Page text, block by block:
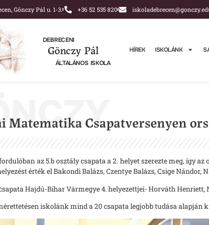
Gönczy Pál u. 1-3. +36 52 535 820
DEBRECENI
Gönczy Pál
ÁLTALÁNOS ISKOLA
HÍREK ISKOLÁNK
Matematika Csapatversenyen
az 5.b osztály csapata a 2. helyet szerezte meg, így
érték el Bakondi Balázs, Czentye Balázs, Csige Nándor,
Hajdú-Bihar Vármegye 4. helyezettjei- Horváth
iskolánk mind a 20 csapata legjobb tudása